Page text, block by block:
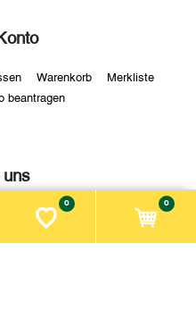
0 0
Warenkorb Merkliste
beantragen
uns
Grottenhof